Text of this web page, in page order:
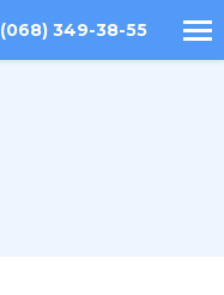
(068) 349-38-55